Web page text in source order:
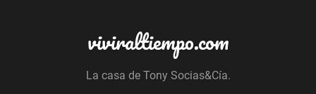
viviraltiempo.com
La casa de Tony Socias&Cía.